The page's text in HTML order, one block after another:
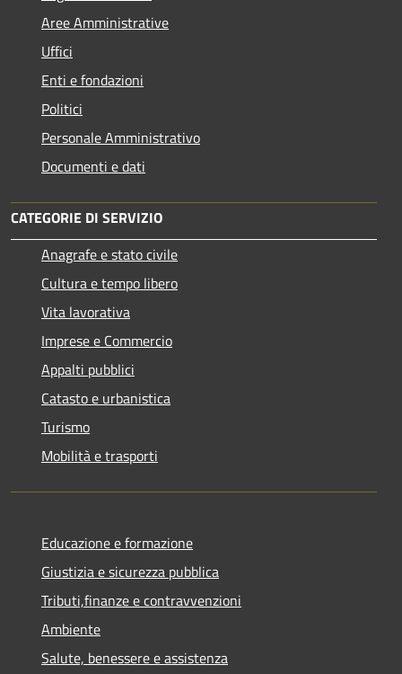
Aree Amministrative
Uffici
Enti e fondazioni
Politici
Personale Amministrativo
Documenti e dati
CATEGORIE DI SERVIZIO
Anagrafe e stato civile
Cultura e tempo libero
Vita lavorativa
Imprese e Commercio
Appalti pubblici
Catasto e urbanistica
Turismo
Mobilità e trasporti
Educazione e formazione
Giustizia e sicurezza pubblica
Tributi,finanze e contravvenzioni
Ambiente
Salute, benessere e assistenza